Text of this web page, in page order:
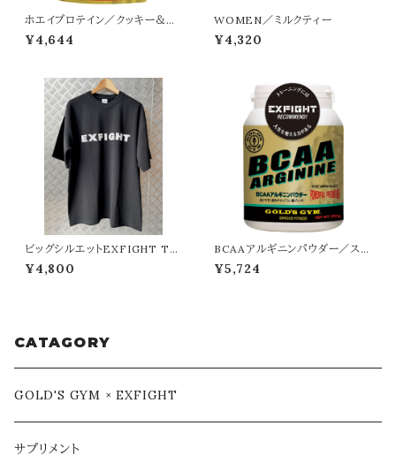
ホエイプロテイン／クッキー＆ク
リーム
¥4,644
WOMEN／ミルクティー
¥4,320
ビッグシルエットEXFIGHT Tシ
ャツ（ブラック）
¥4,800
BCAAアルギニンパウダー／スポ
ーツドリンク
¥5,724
CATAGORY
GOLD'S GYM × EXFIGHT
サプリメント